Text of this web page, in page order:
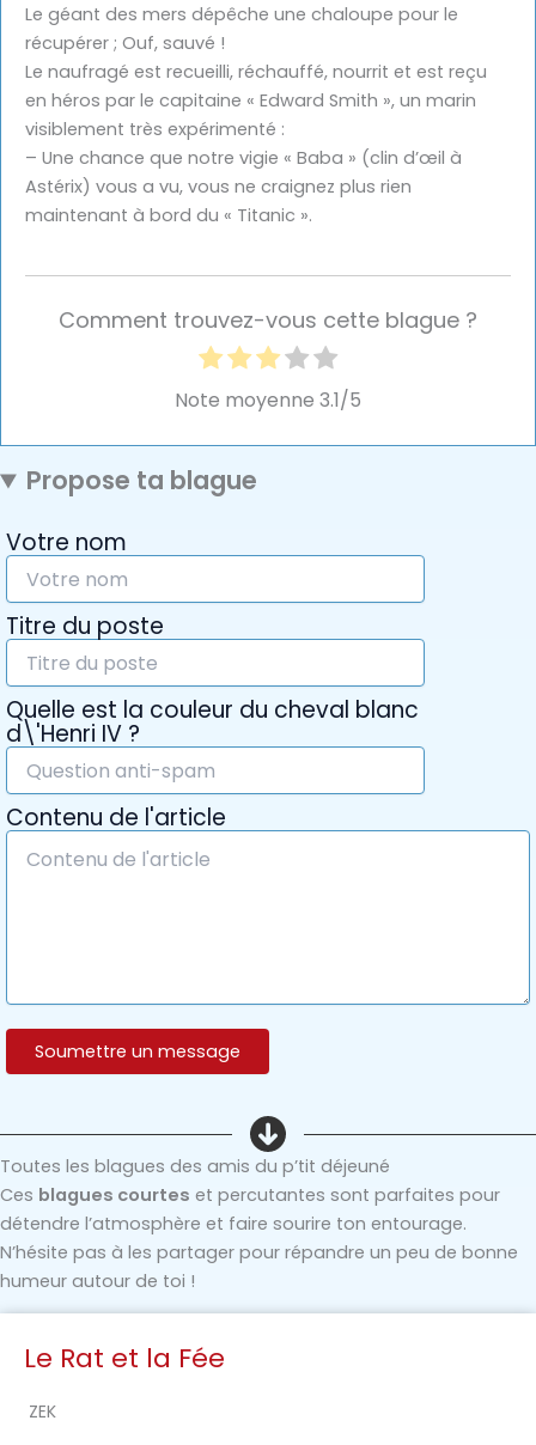
Le géant des mers dépêche une chaloupe pour le
récupérer ; Ouf, sauvé !
Le naufragé est recueilli, réchauffé, nourrit et est reçu
en héros par le capitaine « Edward Smith », un marin
visiblement très expérimenté :
– Une chance que notre vigie « Baba » (clin d’œil à
Astérix) vous a vu, vous ne craignez plus rien
maintenant à bord du « Titanic ».
Comment trouvez-vous cette blague ?
Note moyenne 3.1/5
Propose ta blague
Votre nom
Titre du poste
Quelle est la couleur du cheval blanc
d\'Henri IV ?
Contenu de l'article
Toutes les blagues des amis du p’tit déjeuné
Ces blagues courtes et percutantes sont parfaites pour
détendre l’atmosphère et faire sourire ton entourage.
N’hésite pas à les partager pour répandre un peu de bonne
humeur autour de toi !
Le Rat et la Fée
ZEK